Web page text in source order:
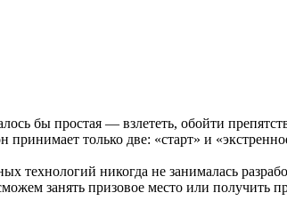
бы простая — взлететь, обойти
принимает только две: «старт» и
технологий никогда не занималась
занять призовое место или получить